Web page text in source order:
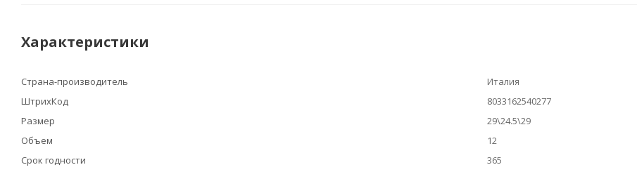
Характеристики
Страна-производитель
Италия
ШтрихКод
8033162540277
Размер
29\24.5\29
Объем
12
Срок годности
365